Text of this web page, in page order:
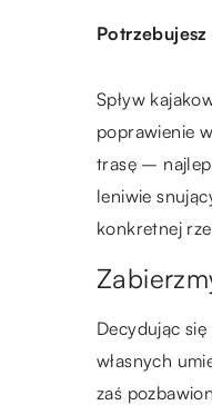
Spływ
poprawienie
trasę –
leniwie
konkretnej
Decydując
własnych
zaś